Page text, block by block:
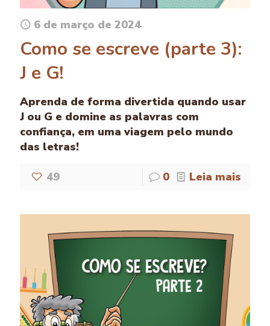
6 de março de 2024
Como se escreve (parte 3):
J e G!
Aprenda de forma divertida quando usar
J ou G e domine as palavras com
confiança, em uma viagem pelo mundo
das letras!
49 0 Leia mais